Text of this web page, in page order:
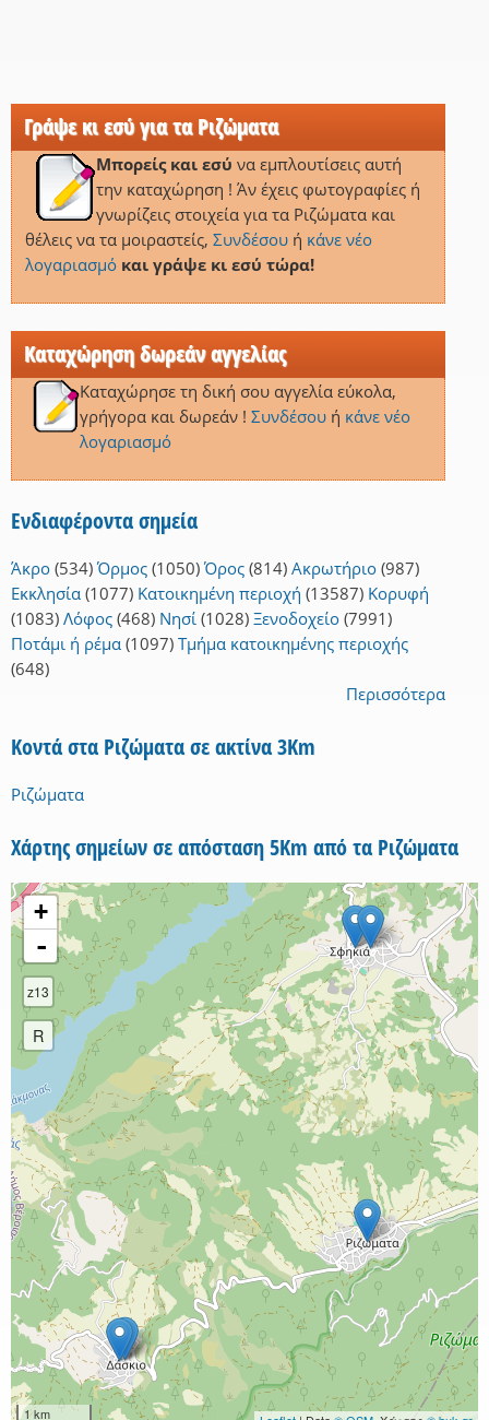
Γράψε κι εσύ για τα Ριζώματα
Μπορείς και εσύ να εμπλουτίσεις αυτή
την καταχώρηση ! Άν έχεις φωτογραφίες ή
γνωρίζεις στοιχεία για τα Ριζώματα και
θέλεις να τα μοιραστείς, Συνδέσουή κάνε νέο
λογαριασμό και γράψε κι εσύ τώρα!
Καταχώρηση δωρεάν αγγελίας
Καταχώρησε τη δική σου αγγελία εύκολα,
γρήγορα και δωρεάν ! Συνδέσουή κάνε νέο
λογαριασμό
Ενδιαφέροντα σημεία
Άκρο (534) Όρμος (1050) Όρος (814) Ακρωτήριο (987)
Εκκλησία (1077) Κατοικημένη περιοχή (13587) Κορυφή
(1083) Λόφος (468) Νησί (1028) Ξενοδοχείο (7991)
Ποτάμι ή ρέμα (1097) Τμήμα κατοικημένης περιοχής
(648)
Περισσότερα
Κοντά στα Ριζώματα σε ακτίνα 3Km
Ριζώματα
Χάρτης σημείων σε απόσταση 5Km από τα Ριζώματα
+
-
z13
R
1 km